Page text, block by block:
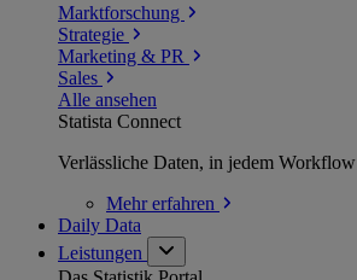
Marktforschung
Strategie
Marketing & PR
Sales
Alle ansehen
Statista Connect
Verlässliche Daten, in jedem Workflow
Mehrerfahren
Daily Data
Leistungen